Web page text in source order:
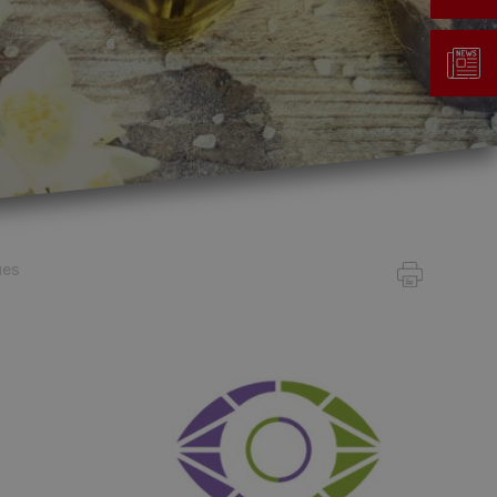
Gestion des déchets
Ramassage des poubelles